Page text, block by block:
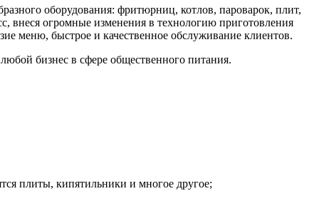
оборудования: фритюрниц, котлов, пароварок, плит,
внеся огромные изменения в технологию приготовления
меню, быстрое и качественное обслуживание клиентов.
бизнес в сфере общественного питания.
плиты, кипятильники и многое другое;